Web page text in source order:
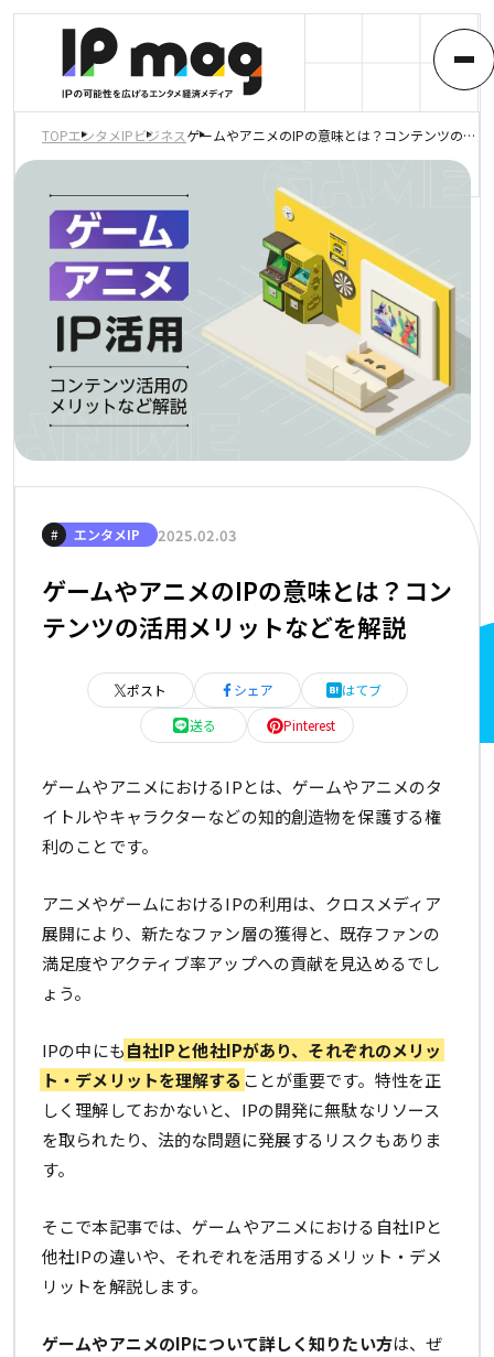
TOPエンタメIPビジネス ゲームやアニメのIPの意味とは？コンテンツの活用メリットなどを解説
# エンタメIP 2025.02.03
ゲームやアニメのIPの意味とは？コン
テンツの活用メリットなどを解説
ポスト シェア
はてブ
送る
Pinterest
ゲームやアニメにおけるIPとは、ゲームやアニメのタ
イトルやキャラクターなどの知的創造物を保護する権
利のことです。
アニメやゲームにおけるIPの利用は、クロスメディア
展開により、新たなファン層の獲得と、既存ファンの
満足度やアクティブ率アップへの貢献を見込めるでし
ょう。
IPの中にも自社IPと他社IPがあり、それぞれのメリッ
ト・デメリットを理解する ことが重要です。特性を正
しく理解しておかないと、IPの開発に無駄なリソース
を取られたり、法的な問題に発展するリスクもありま
す。
そこで本記事では、ゲームやアニメにおける自社IPと
他社IPの違いや、それぞれを活用するメリット・デメ
リットを解説します。
ゲームやアニメのIPについて詳しく知りたい方は、ぜ